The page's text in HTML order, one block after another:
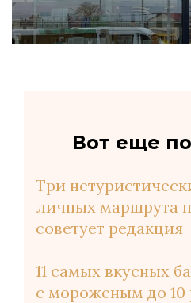
Вот еще
Три
личных маршрута
советует редакция
11 самых вкусных
с мороженым до 10